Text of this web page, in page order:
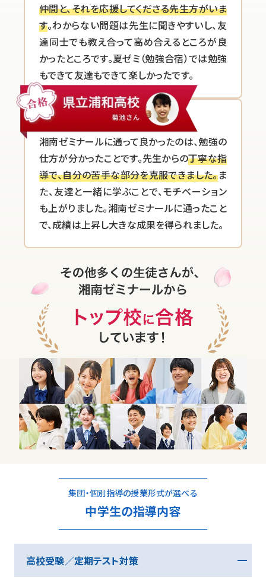
仲間と、それを応援してくださる先生方がいま
す。わからない問題は先生に聞きやすいし、友
達同士でも教え合って高め合えるところが良
かったところです。夏ゼミ（勉強合宿）では勉強
もできて友達もできて楽しかったです。
湘南ゼミナールに通って良かったのは、勉強の
仕方が分かったことです。先生からの丁寧な指
導で、自分の苦手な部分を克服できました。ま
た、友達と一緒に学ぶことで、モチベーション
も上がりました。湘南ゼミナールに通ったこと
で、成績は上昇し大きな成果を得られました。
集団・個別指導の授業形式が選べる
中学生の指導内容
高校受験／定期テスト対策